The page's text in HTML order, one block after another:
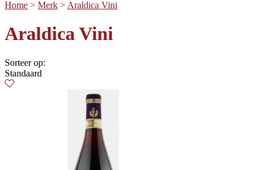
Home > Merk > Araldica Vini
Araldica Vini
Sorteer op:
Standaard